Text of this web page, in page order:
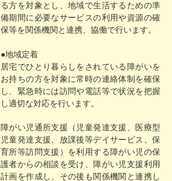
る方を対象とし、地域で生活するための準
備期間に必要なサービスの利用や資源の確
保等を関係機関と連携、協働で行います。
●地域定着
居宅でひとり暮らしをされている障がいを
お持ちの方を対象に常時の連絡体制を確保
し、緊急時には訪問や電話等で状況を把握
し適切な対応を行います。
障がい児通所支援（児童発達支援、医療型
児童発達支援、放課後等デイサービス、保
育所等訪問支援）を利用する障がい児の保
護者からの相談を受け、障がい児支援利用
計画を作成し、その後も関係機関と連携し